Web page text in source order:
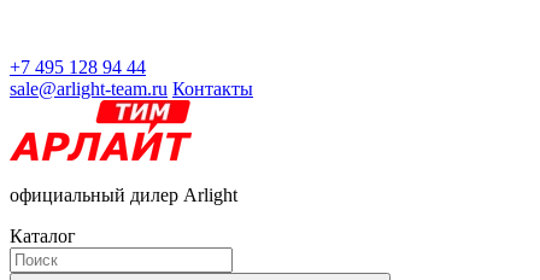
+7 495 128 94 44
sale@arlight-team.ru Контакты
официальный дилер Arlight
Каталог